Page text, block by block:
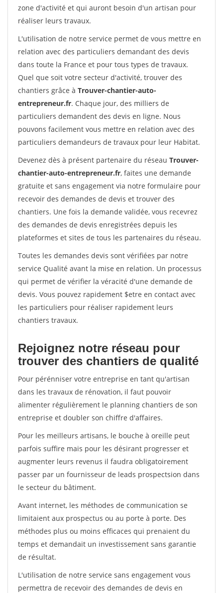
zone d'activité et qui auront besoin d'un artisan pour
réaliser leurs travaux.
L'utilisation de notre service permet de vous mettre en
relation avec des particuliers demandant des devis
dans toute la France et pour tous types de travaux.
Quel que soit votre secteur d'activité, trouver des
chantiers grâce à Trouver-chantier-auto-
entrepreneur.fr. Chaque jour, des milliers de
particuliers demandent des devis en ligne. Nous
pouvons facilement vous mettre en relation avec des
particuliers demandeurs de travaux pour leur Habitat.
Devenez dès à présent partenaire du réseau Trouver-
chantier-auto-entrepreneur.fr, faites une demande
gratuite et sans engagement via notre formulaire pour
recevoir des demandes de devis et trouver des
chantiers. Une fois la demande validée, vous recevrez
des demandes de devis enregistrées depuis les
plateformes et sites de tous les partenaires du réseau.
Toutes les demandes devis sont vérifiées par notre
service Qualité avant la mise en relation. Un processus
qui permet de vérifier la véracité d'une demande de
devis. Vous pouvez rapidement $etre en contact avec
les particuliers pour réaliser rapidement leurs
chantiers travaux.
Rejoignez notre réseau pour
trouver des chantiers de qualité
Pour pérénniser votre entreprise en tant qu'artisan
dans les travaux de rénovation, il faut pouvoir
alimenter régulièrement le planning chantiers de son
entreprise et doubler son chiffre d'affaires.
Pour les meilleurs artisans, le bouche à oreille peut
parfois suffire mais pour les désirant progresser et
augmenter leurs revenus il faudra obligatoirement
passer par un fournisseur de leads prospectsion dans
le secteur du bâtiment.
Avant internet, les méthodes de communication se
limitaient aux prospectus ou au porte à porte. Des
méthodes plus ou moins efficaces qui prenaient du
temps et demandait un investissement sans garantie
de résultat.
L'utilisation de notre service sans engagement vous
permettra de recevoir des demandes de devis en